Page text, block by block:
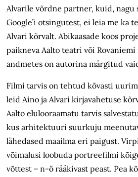
Alvarile võrdne partner, kuid, nagu
Google’i otsingutest, ei leia me ka
Alvari kõrvalt. Abikaasade koos
paikneva Aalto teatri või Rovaniemi
andmetes on autorina märgitud
Filmi tarvis on tehtud kõvasti
leid Aino ja Alvari kirjavahetuse
Aalto elulooraamatu tarvis
kus arhitektuuri suurkuju
lähedased maailma eri paigust.
võimalusi loobuda portreefilmi
võttest – n-ö rääkivast peast. Pea